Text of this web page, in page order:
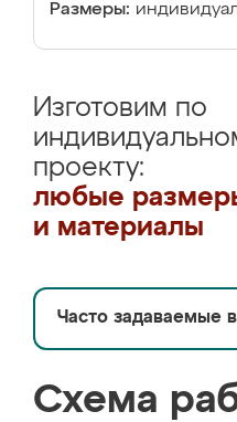
Размеры:
Изготовим по
проекту:
любые
и материалы
Часто задаваемые
Схема